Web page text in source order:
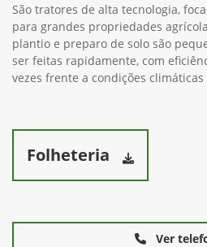
São tratores de alta tecnologia,
para grandes propriedades
plantio e preparo de solo são
ser feitas rapidamente, com
vezes frente a condições climáticas
Folheteria
Ver